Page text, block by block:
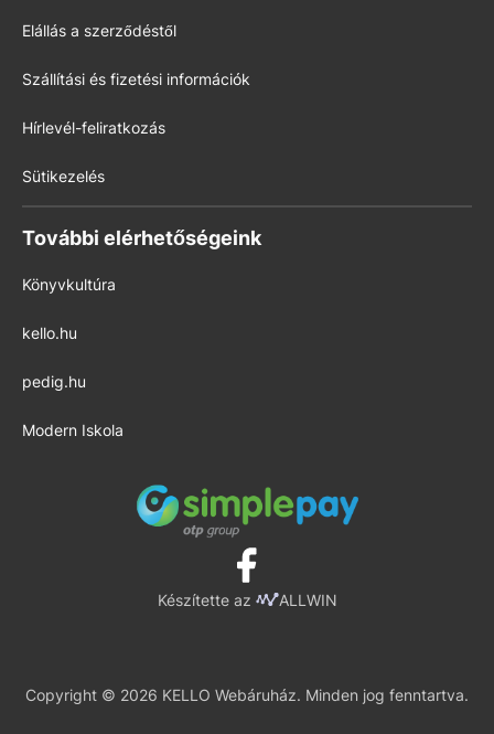
Elállás a szerződéstől
Szállítási és fizetési információk
Hírlevél-feliratkozás
Sütikezelés
További elérhetőségeink
Könyvkultúra
kello.hu
pedig.hu
Modern Iskola
Készítette az ALLWIN
Copyright © 2026 KELLO Webáruház. Minden jog fenntartva.